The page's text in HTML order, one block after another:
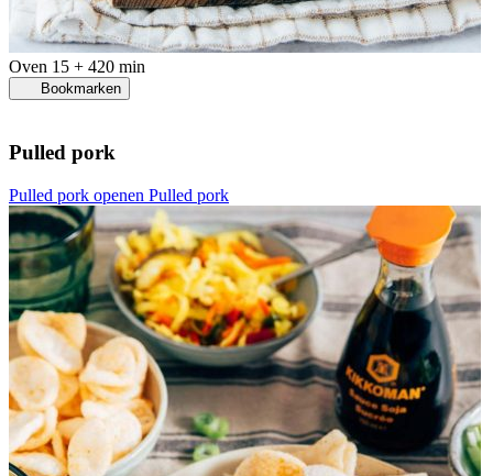
Oven 15 + 420 min
Bookmarken
Pulled pork
Pulled pork openen Pulled pork